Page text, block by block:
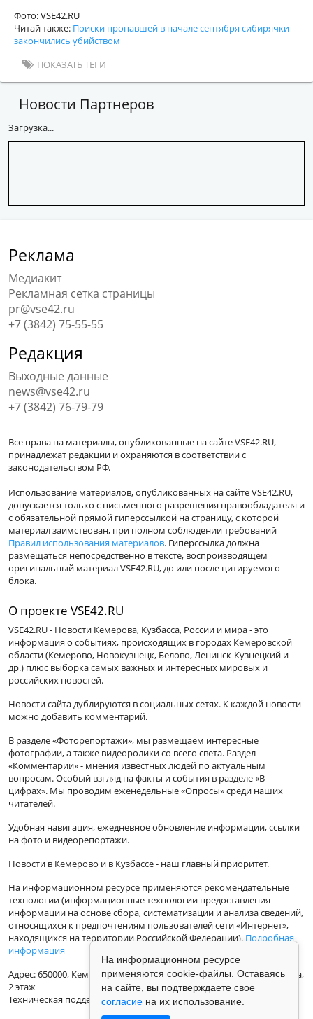
Фото: VSE42.RU
Читай также: Поиски пропавшей в начале сентября сибирячки
закончились убийством
ПОКАЗАТЬ ТЕГИ
Новости Партнеров
Загрузка...
Реклама
Медиакит
Рекламная сетка страницы
pr@vse42.ru
+7 (3842) 75-55-55
Редакция
Выходные данные
news@vse42.ru
+7 (3842) 76-79-79
Все права на материалы, опубликованные на сайте VSE42.RU,
принадлежат редакции и охраняются в соответствии с
законодательством РФ.
Использование материалов, опубликованных на сайте VSE42.RU,
допускается только с письменного разрешения правообладателя и
с обязательной прямой гиперссылкой на страницу, с которой
материал заимствован, при полном соблюдении требований
Правил использования материалов. Гиперссылка должна
размещаться непосредственно в тексте, воспроизводящем
оригинальный материал VSE42.RU, до или после цитируемого
блока.
О проекте VSE42.RU
VSE42.RU - Новости Кемерова, Кузбасса, России и мира - это
информация о событиях, происходящих в городах Кемеровской
области (Кемерово, Новокузнецк, Белово, Ленинск-Кузнецкий и
др.) плюс выборка самых важных и интересных мировых и
российских новостей.
Новости сайта дублируются в социальных сетях. К каждой новости
можно добавить комментарий.
В разделе «Фоторепортажи», мы размещаем интересные
фотографии, а также видеоролики со всего света. Раздел
«Комментарии» - мнения известных людей по актуальным
вопросам. Особый взгляд на факты и события в разделе «В
цифрах». Мы проводим еженедельные «Опросы» среди наших
читателей.
Удобная навигация, ежедневное обновление информации, ссылки
на фото и видеорепортажи.
Новости в Кемерово и в Кузбассе - наш главный приоритет.
На информационном ресурсе применяются рекомендательные
технологии (информационные технологии предоставления
информации на основе сбора, систематизации и анализа сведений,
относящихся к предпочтениям пользователей сети «Интернет»,
находящихся на территории Российской Федерации).Подробная
информация
Адрес: 650000, Кемеровская Область, г.Кемерово, ул.Кузбасская 33а,
2 этаж
Техническая поддержка: support@vse42.ru
На информационном ресурсе
применяются cookie-файлы. Оставаясь
на сайте, вы подтверждаете свое
согласие на их использование.